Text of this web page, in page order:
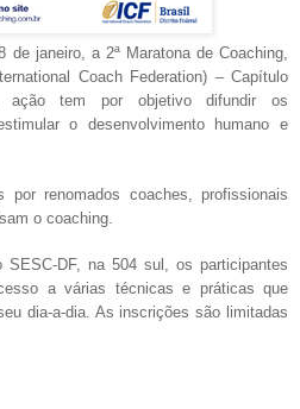
de janeiro, a 2ª Maratona de Coaching,
Coach Federation) – Capítulo
ação tem por objetivo difundir os
o desenvolvimento humano e
por renomados coaches, profissionais
o coaching.
DF, na 504 sul, os participantes
a várias técnicas e práticas que
dia-a-dia. As inscrições são limitadas